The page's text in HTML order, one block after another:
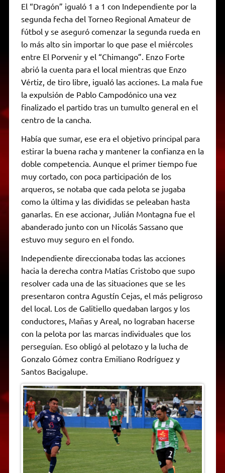
El “Dragón” igualó 1 a 1 con Independiente por la
segunda fecha del Torneo Regional Amateur de
fútbol y se aseguró comenzar la segunda rueda en
lo más alto sin importar lo que pase el miércoles
entre El Porvenir y el “Chimango”. Enzo Forte
abrió la cuenta para el local mientras que Enzo
Vértiz, de tiro libre, igualó las acciones. La mala fue
la expulsión de Pablo Campodónico una vez
finalizado el partido tras un tumulto general en el
centro de la cancha.
Había que sumar, ese era el objetivo principal para
estirar la buena racha y mantener la confianza en la
doble competencia. Aunque el primer tiempo fue
muy cortado, con poca participación de los
arqueros, se notaba que cada pelota se jugaba
como la última y las divididas se peleaban hasta
ganarlas. En ese accionar, Julián Montagna fue el
abanderado junto con un Nicolás Sassano que
estuvo muy seguro en el fondo.
Independiente direccionaba todas las acciones
hacia la derecha contra Matías Cristobo que supo
resolver cada una de las situaciones que se les
presentaron contra Agustín Cejas, el más peligroso
del local. Los de Galitiello quedaban largos y los
conductores, Mañas y Areal, no lograban hacerse
con la pelota por las marcas individuales que los
perseguían. Eso obligó al pelotazo y la lucha de
Gonzalo Gómez contra Emiliano Rodríguez y
Santos Bacigalupe.